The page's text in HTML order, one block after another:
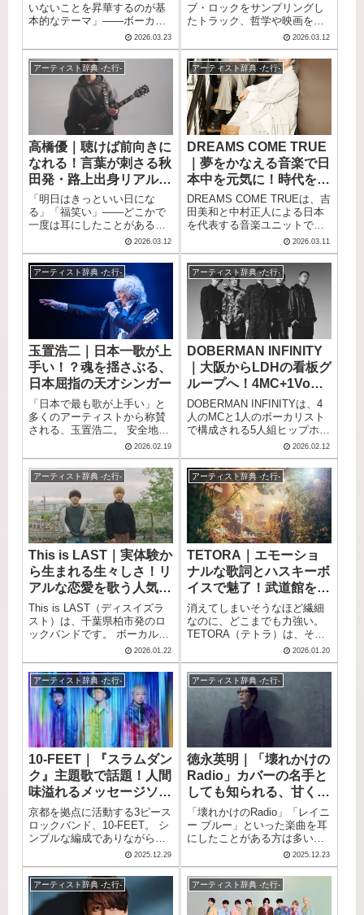
さらにTVアニメ「キングダ
ム」第6シリーズのエンディン
グテーマ、TVアニメ「暗殺教
室」再放送の新オープニング
テーマを担当するなど、活躍
の場は急速に広がっていま
成空のプロフィール・来歴・
おすすめ楽曲を一気にご紹介
します。
声と楽曲は、プロの耳をも唸
らせる確かな実力を持ってい
TOMOOの基本プロフィール
から来歴、入門にぴったりの
おすすめ曲5選まで、まるっと
お届けします。
いないことを昇華するのが基
本的なテーマ」——ボーカ
ル・ギターの小原綾斗がそう
語るように、Tempalay（テン
パレイ）はとにかく他のバン
ドとは一線を画す存在です。
サイケデリック・ローファ
イ・J-POPが絶妙に絡み合
い、どこかに分類できない独
自の「Tempalayサウンド」を
作り上げてきた3人組バンド
で、結成からわずか1年でFUJI
ROCK FESTIVALに出演。 そ
の後も米国テキサスの音楽フ
ツアーを経験し、国内外のイ
ンディーシーンで高い評価を
確立してきました。 大友克洋
の名作漫画「AKIRA」をテー
マにした「大東京万博」や、
テレビ東京ドラマ「サ道」の
エンディングテーマ「あびば
のんのん」など、タイアップ
曲を通じてより広い層への認
知も広がっています。 この浮
遊感と中毒性のある音楽を、
まずこの記事でサクッと確か
めてみてください。
2026.03.23
ップトリオ
ブ・ロックをサンプリングし
たトラック、哲学や映画を下
敷きにした歌詞、そして3人の
MCが絡み合うようにマイクを
リレーしていく独特のグルー
ヴ——それがDos Monos（ド
スモノス）です。 中高時代の
同級生3人が大学進学後に結成
したというエピソードもユニ
ークですが、さらに驚くのは
当初メンバーの一人はヒップ
ホップを聴いたことすらなか
ったという事実。 にもかかわ
らず、その後の活動は
SUMMER SONICへの出演、
アメリカのレーベル・
Deathbomb Arcとの契約、UK
ロックバンドblack midiとのヨ
ーロッパツアーと、あっとい
う間に国内外のシーンへ打っ
て出るものになりました。 オ
ルタナティブヒップホップ、
日本語ラップ、実験音楽——
どのジャンル名を当てはめて
も収まりきらないDos Monos
の音楽を、この記事でじっく
りご紹介します。
2026.03.12
アーティスト辞典 -た行-
高橋優｜聴けば前向きに
なれる！言葉が刺さる秋
田発・路上出身リアルタ
イム・シンガーソングラ
イター
「明日はきっといい日にな
る」「福笑い」——どこかで
一度は耳にしたことがある、
と感じる方も多いのではない
でしょうか。 これらを生み出
したのは、秋田県出身のシン
ガーソングライター・高橋優
です。 飾らない言葉と真っす
ぐなメロディで、日常のリア
ルをそのまま歌に変えるスタ
イルは「リアルタイム・シン
ガーソングライター」と称さ
れています。 路上での弾き語
りからスタートし、武道館
へ、全国ツアーへ、そして地
元秋田の野外フェスへと歩み
続けてきたその音楽人生は、
まさに歌詞の世界観そのもの
と言えるかもしれません。 こ
の記事では、高橋優の魅力を
ギュッと凝縮してご紹介しま
す。 初めて聴く方も、昔から
知っているという方も、ぜひ
最後まで読んでみてくださ
い。
2026.03.12
アーティスト辞典 -た行-
DREAMS COME TRUE
｜夢をかなえる音楽で日
本中を元気に！時代を超
えて愛される国民的名曲
たち
DREAMS COME TRUEは、吉
田美和と中村正人による日本
を代表する音楽ユニットで
す。 略称「ドリカム」の愛称
で親しまれ、デビュー以来
数々のミリオンヒットを生み
出してきました。 吉田美和の
圧倒的な歌唱力と誰もが共感
できる歌詞、中村正人が紡ぐ
幻想的なサウンドが融合し、
世代を超えて愛される楽曲を
次々と発表しています。 ドリ
カム現象という言葉が生まれ
るほどの社会的影響力を持
ち、音楽シーンに革新をもた
多くのファンを魅了し続けて
います。 この記事では、
DREAMS COME TRUEの魅力
とおすすめ曲を紹介します。
2026.03.11
アーティスト辞典 -た行-
玉置浩二｜日本一歌が上
手い！？魂を揺さぶる、
日本屈指の天才シンガー
「日本で最も歌が上手い」と
多くのアーティストから称賛
される、玉置浩二。 安全地帯
のボーカリストとして「ワイ
ンレッドの心」「悲しみにさ
よなら」などのヒット曲で80
年代の音楽シーンを席巻し、
ソロでも「田園」「メロディ
ー」といった名曲を世に送り
出してきました。 紅白歌合戦
では歌手別最高視聴率59.9%
を記録するなど、その実力は
数字でも証明されています。
この記事では、日本を代表す
るシンガーソングライター・
玉置浩二の魅力をご紹介しま
す。
2026.02.19
アーティスト辞典 -た行-
DOBERMAN INFINITY
｜大阪からLDHの看板グ
ループへ！4MC+1Voが
織りなすヒップホップユ
ニット
DOBERMAN INFINITYは、4
人のMCと1人のボーカリスト
で構成される5人組ヒップホッ
プグループです。 LDHに所属
しながらも「踊らないグルー
プ」として独自の存在感を放
ち、迫力あるラップと透き通
った歌声で幅広いファン層か
ら支持を集めています。 ヒッ
プホップを軸にしながらも、
ロックやR&B、ポップスなど
あらゆるジャンルを取り入れ
た「ALL ROUND HIP-HOP」
という我流スタイルが彼らの
真骨頂です。 本記事では、
DOBERMAN INFINITYの魅力
やメンバー紹介、そしてぜひ
聴いてほしいおすすめ曲をご
紹介します。
2026.02.12
アーティスト辞典 -た行-
This is LAST｜実体験か
ら生まれる生々しさ！リ
アルな恋愛を歌う人気急
上昇中バンド
This is LAST（ディスイズラ
スト）は、千葉県柏市発のロ
ックバンドです。 ボーカル菊
池陽報の実体験を赤裸々に綴
った歌詞と、感情的なライブ
パフォーマンスがSNSやライ
ブハウスを中心に若者から絶
大な支持を集めています。 浮
気された経験、本命になれな
い切なさ、報われない恋への
未練。 誰もが経験したことの
ある、あるいは想像できる恋
愛の痛みを、生々しくも美し
いメロディに乗せて届けてく
れます。 今最も勢いのあるバ
2026.01.22
アーティスト辞典 -た行-
TETORA｜エモーショ
ナルな歌詞とハスキーボ
イスで魅了！武道館を制
した新世代ガールズバン
ド
消えてしまいそうなほど繊細
なのに、どこまでも力強い。
TETORA（テトラ）は、そん
な唯一無二のハスキーボイス
で多くのリスナーの心を掴ん
できた大阪発のスリーピース
ロックバンドです。 TETORA
の楽曲は、迫力満点のサウン
ドと繊細な歌詞のコントラス
トが最大の魅力。 恋愛の切な
さや日常のやるせなさを等身
大の言葉で綴った楽曲は、特
に若い世代から強い共感を集
めています。 インディーズシ
ーンから着実に人気を拡大
し、ついに日本武道館でのワ
ンマンライブも成功させまし
た。 今、最も勢いのあるガー
ルズバンドのひとつです。
2026.01.20
アーティスト辞典 -た行-
10-FEET｜『スラムダン
ク』主題歌で話題！人間
味溢れるメッセージソン
グで魅せる3ピースロッ
クバンド
京都を拠点に活動する3ピース
ロックバンド、10-FEET。 シ
ンプルな編成でありながら、
メロコア、ロック、パンク、
ヘビーメタル、レゲエ、ヒッ
プホップ、ギターポップな
ど、幅広いジャンルを独自の
スタイルで融合させた音楽性
2025.12.29
アーティスト辞典 -た行-
徳永英明｜「壊れかけの
Radio」カバーの名手と
しても知られる、甘く切
ないハイトーンボイス
「壊れかけのRadio」「レイニ
ー ブルー」といった楽曲を耳
にしたことがある方は多いの
ではないでしょうか。 これら
の名曲を歌うのが、日本を代
表するシンガーソングライタ
ー・徳永英明です。 透明感の
あるハイトーンボイスと、心
2025.12.23
アーティスト辞典 -た行- アーティスト辞典 -た行-